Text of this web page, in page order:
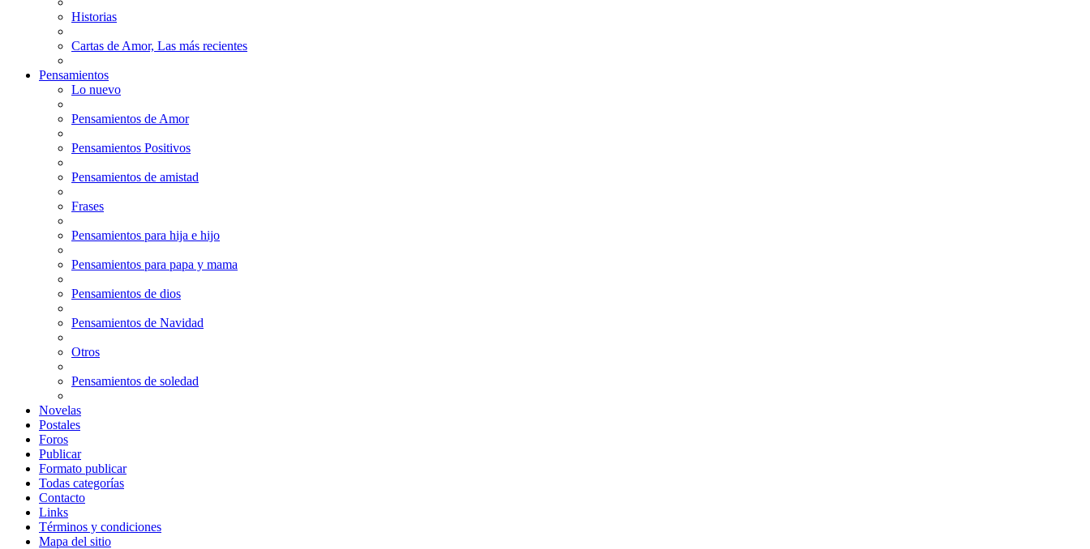
Historias
Cartas de Amor, Las más recientes
Pensamientos
Lo nuevo
Pensamientos de Amor
Pensamientos Positivos
Pensamientos de amistad
Frases
Pensamientos para hija e hijo
Pensamientos para papa y mama
Pensamientos de dios
Pensamientos de Navidad
Otros
Pensamientos de soledad
Novelas
Postales
Foros
Publicar
Formato publicar
Todas categorías
Contacto
Links
Términos y condiciones
Mapa del sitio